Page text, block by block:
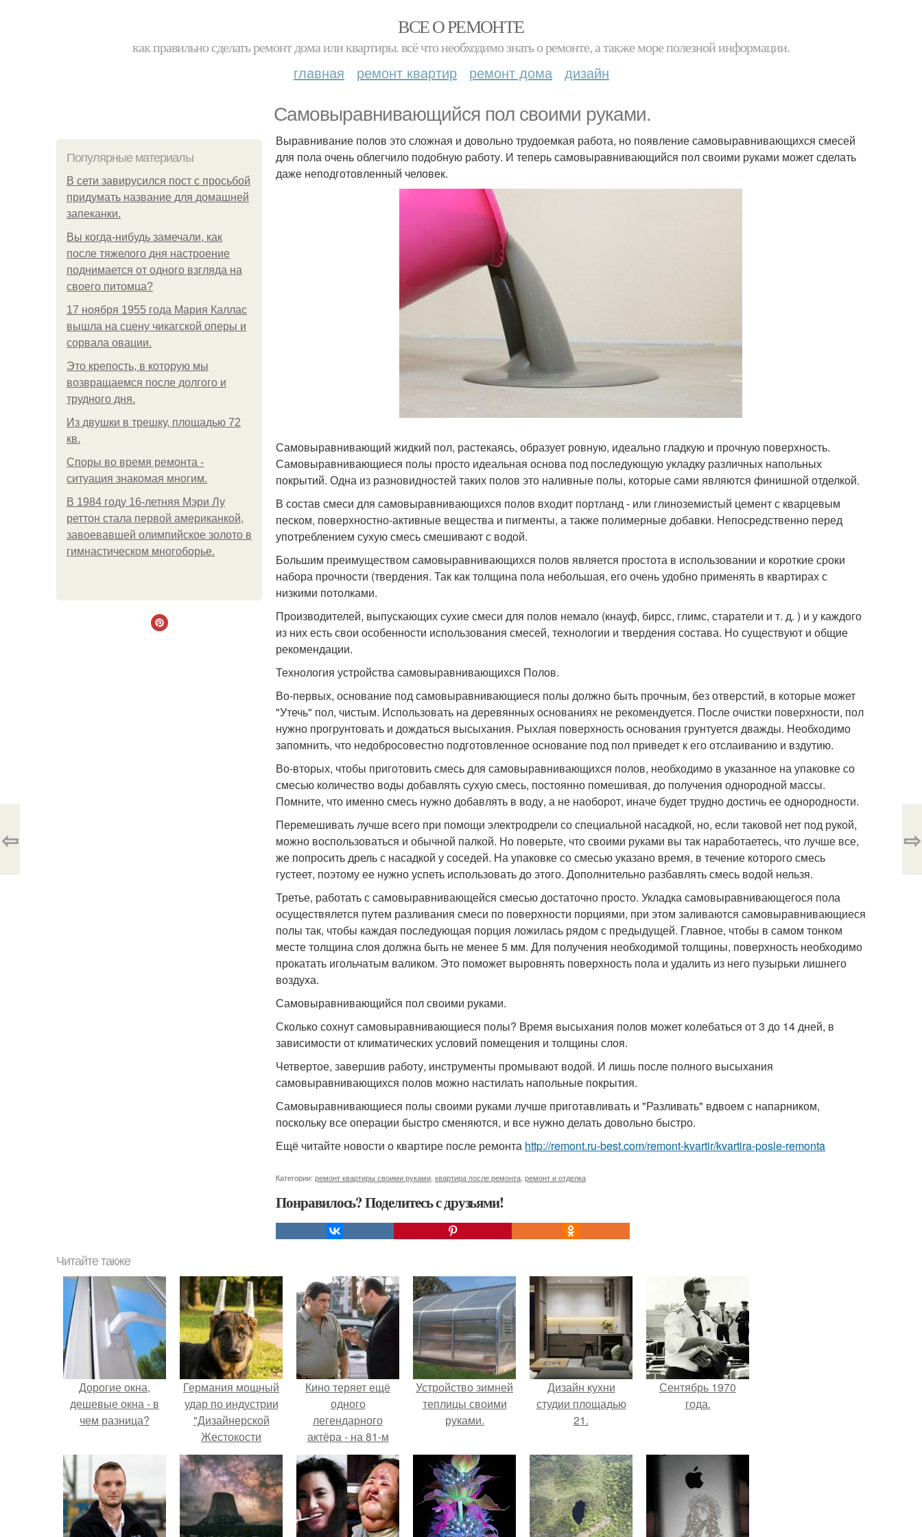
ВСЕ О РЕМОНТЕ
как правильно сделать ремонт дома или квартиры. всё что необходимо знать о ремонте, а также море полезной информации.
главная ремонт квартир ремонт дома дизайн
Самовыравнивающийся пол своими руками.
Популярные материалы
В сети завирусился пост с просьбой
придумать название для домашней
запеканки.
Вы когда-нибудь замечали, как
после тяжелого дня настроение
поднимается от одного взгляда на
своего питомца?
17 ноября 1955 года Мария Каллас
вышла на сцену чикагской оперы и
сорвала овации.
Это крепость, в которую мы
возвращаемся после долгого и
трудного дня.
Из двушки в трешку, площадью 72
кв.
Споры во время ремонта -
ситуация знакомая многим.
В 1984 году 16-летняя Мэри Лу
реттон стала первой американкой,
завоевавшей олимпийское золото в
гимнастическом многоборье.
Выравнивание полов это сложная и довольно трудоемкая работа, но появление самовыравнивающихся смесей
для пола очень облегчило подобную работу. И теперь самовыравнивающийся пол своими руками может сделать
даже неподготовленный человек.
Самовыравнивающий жидкий пол, растекаясь, образует ровную, идеально гладкую и прочную поверхность.
Самовыравнивающиеся полы просто идеальная основа под последующую укладку различных напольных
покрытий. Одна из разновидностей таких полов это наливные полы, которые сами являются финишной отделкой.
В состав смеси для самовыравнивающихся полов входит портланд - или глиноземистый цемент с кварцевым
песком, поверхностно-активные вещества и пигменты, а также полимерные добавки. Непосредственно перед
употреблением сухую смесь смешивают с водой.
Большим преимуществом самовыравнивающихся полов является простота в использовании и короткие сроки
набора прочности (твердения. Так как толщина пола небольшая, его очень удобно применять в квартирах с
низкими потолками.
Производителей, выпускающих сухие смеси для полов немало (кнауф, бирсс, глимс, старатели и т. д. ) и у каждого
из них есть свои особенности использования смесей, технологии и твердения состава. Но существуют и общие
рекомендации.
Технология устройства самовыравнивающихся Полов.
Во-первых, основание под самовыравнивающиеся полы должно быть прочным, без отверстий, в которые может
"Утечь" пол, чистым. Использовать на деревянных основаниях не рекомендуется. После очистки поверхности, пол
нужно прогрунтовать и дождаться высыхания. Рыхлая поверхность основания грунтуется дважды. Необходимо
запомнить, что недобросовестно подготовленное основание под пол приведет к его отслаиванию и вздутию.
Во-вторых, чтобы приготовить смесь для самовыравнивающихся полов, необходимо в указанное на упаковке со
смесью количество воды добавлять сухую смесь, постоянно помешивая, до получения однородной массы.
Помните, что именно смесь нужно добавлять в воду, а не наоборот, иначе будет трудно достичь ее однородности.
Перемешивать лучше всего при помощи электродрели со специальной насадкой, но, если таковой нет под рукой,
можно воспользоваться и обычной палкой. Но поверьте, что своими руками вы так наработаетесь, что лучше все,
же попросить дрель с насадкой у соседей. На упаковке со смесью указано время, в течение которого смесь
густеет, поэтому ее нужно успеть использовать до этого. Дополнительно разбавлять смесь водой нельзя.
Третье, работать с самовыравнивающейся смесью достаточно просто. Укладка самовыравнивающегося пола
осуществялется путем разливания смеси по поверхности порциями, при этом заливаются самовыравнивающиеся
полы так, чтобы каждая последующая порция ложилась рядом с предыдущей. Главное, чтобы в самом тонком
месте толщина слоя должна быть не менее 5 мм. Для получения необходимой толщины, поверхность необходимо
прокатать игольчатым валиком. Это поможет выровнять поверхность пола и удалить из него пузырьки лишнего
воздуха.
Самовыравнивающийся пол своими руками.
Сколько сохнут самовыравнивающиеся полы? Время высыхания полов может колебаться от 3 до 14 дней, в
зависимости от климатических условий помещения и толщины слоя.
Четвертое, завершив работу, инструменты промывают водой. И лишь после полного высыхания
самовыравнивающихся полов можно настилать напольные покрытия.
Самовыравнивающиеся полы своими руками лучше приготавливать и "Разливать" вдвоем с напарником,
поскольку все операции быстро сменяются, и все нужно делать довольно быстро.
Ещё читайте новости о квартире после ремонта http://remont.ru-best.com/remont-kvartir/kvartira-posle-remonta
Категории: ремонт квартиры своими руками квартира после ремонта ремонт и отделка
Понравилось? Поделитесь с друзьями!
⇦ ⇨
Читайте также
Дорогие окна,
дешевые окна - в
чем разница?
Германия мощный
удар по индустрии
"Дизайнерской
Жестокости
нанесла".
Кино теряет ещё
одного
легендарного
актёра - на 81-м
году жизни не стало
Винсента пасторе.
Устройство зимней
теплицы своими
руками.
Дизайн кухни
студии площадью
21.
Сентябрь 1970
года.